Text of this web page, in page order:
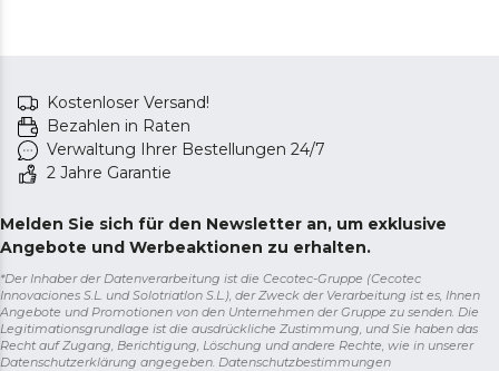
Kostenloser Versand!
Bezahlen in Raten
Verwaltung Ihrer Bestellungen 24/7
2 Jahre Garantie
Melden Sie sich für den Newsletter an, um exklusive
Angebote und Werbeaktionen zu erhalten.
*Der Inhaber der Datenverarbeitung ist die Cecotec-Gruppe (Cecotec
Innovaciones S.L. und Solotriatlon S.L.), der Zweck der Verarbeitung ist es, Ihnen
Angebote und Promotionen von den Unternehmen der Gruppe zu senden. Die
Legitimationsgrundlage ist die ausdrückliche Zustimmung, und Sie haben das
Recht auf Zugang, Berichtigung, Löschung und andere Rechte, wie in unserer
Datenschutzerklärung angegeben. Datenschutzbestimmungen